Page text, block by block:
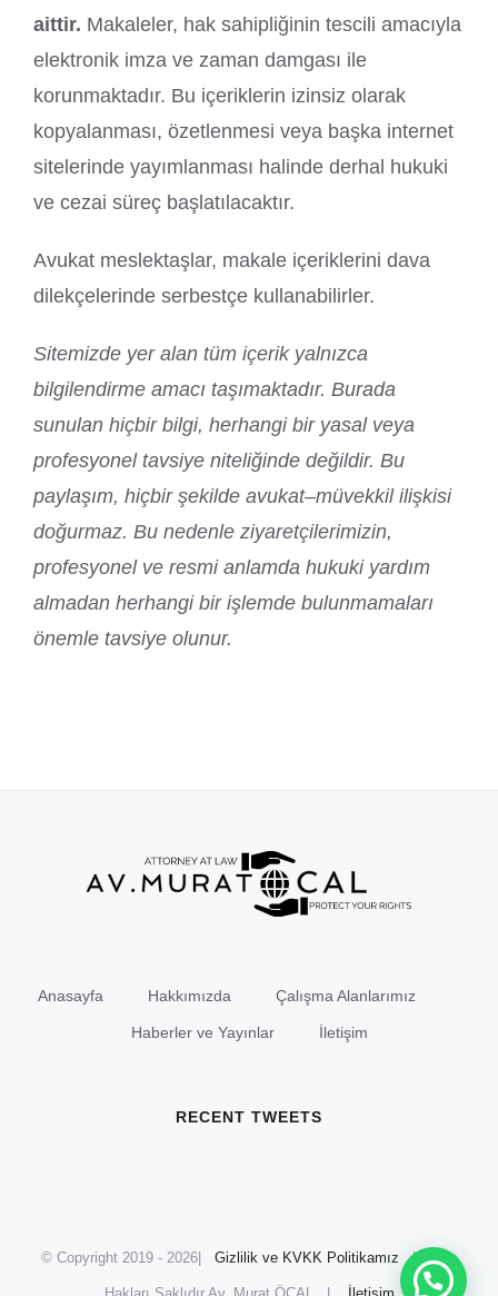
aittir. Makaleler, hak sahipliğinin tescili amacıyla
elektronik imza ve zaman damgası ile
korunmaktadır. Bu içeriklerin izinsiz olarak
kopyalanması, özetlenmesi veya başka internet
sitelerinde yayımlanması halinde derhal hukuki
ve cezai süreç başlatılacaktır.
Avukat meslektaşlar, makale içeriklerini dava
dilekçelerinde serbestçe kullanabilirler.
Sitemizde yer alan tüm içerik yalnızca
bilgilendirme amacı taşımaktadır. Burada
sunulan hiçbir bilgi, herhangi bir yasal veya
profesyonel tavsiye niteliğinde değildir. Bu
paylaşım, hiçbir şekilde avukat–müvekkil ilişkisi
doğurmaz. Bu nedenle ziyaretçilerimizin,
profesyonel ve resmi anlamda hukuki yardım
almadan herhangi bir işlemde bulunmamaları
önemle tavsiye olunur.
Anasayfa Hakkımızda Çalışma Alanlarımız
Haberler ve Yayınlar İletişim
RECENT TWEETS
© Copyright 2019 - 2026| Gizlilik ve KVKK Politikamız | Tüm